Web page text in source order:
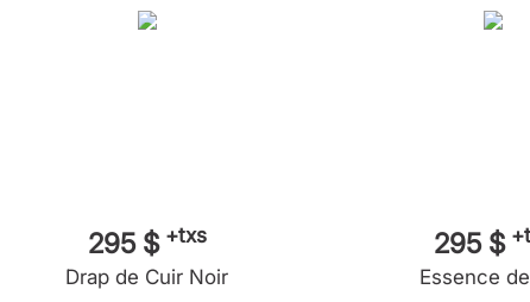
295 $+txs
Drap de Cuir Noir
295 $
Essence